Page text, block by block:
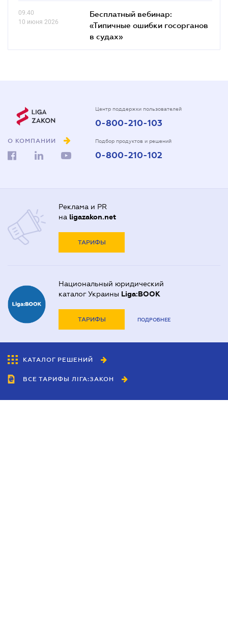
09.40
10 июня 2026
Бесплатный вебинар:
«Типичные ошибки госорганов
в судах»
О КОМПАНИИ
Центр поддержки пользователей
0-800-210-103
Подбор продуктов и решений
0-800-210-102
Реклама и PR
на ligazakon.net
ТАРИФЫ
Национальный юридический
каталог Украины Liga:BOOK
ТАРИФЫ ПОДРОБНЕЕ
КАТАЛОГ РЕШЕНИЙ
ВСЕ ТАРИФЫ ЛІГА:ЗАКОН